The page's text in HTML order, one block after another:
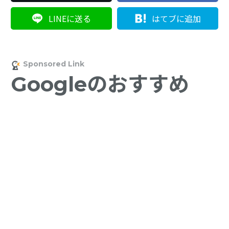
LINEに送る はてブに追加
Googleのおすすめ